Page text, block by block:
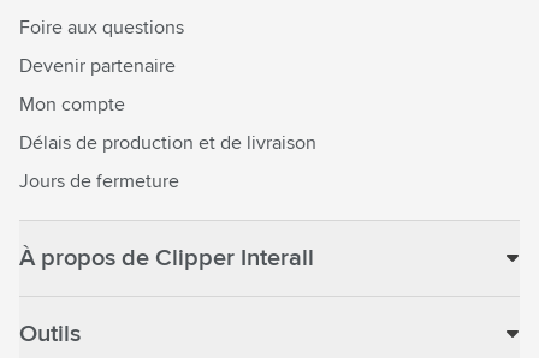
Foire aux questions
Devenir partenaire
Mon compte
Délais de production et de livraison
Jours de fermeture
À propos de Clipper Interall
Outils